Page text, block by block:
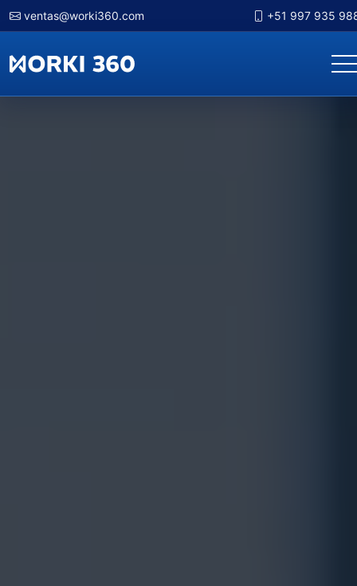
ventas@worki360.com +51 997 935